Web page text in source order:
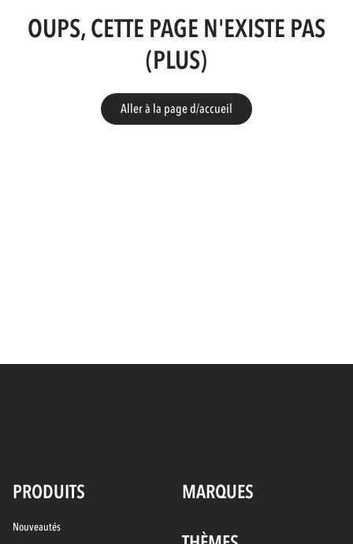
OUPS, CETTE PAGE N'EXISTE PAS
(PLUS)
Aller à la page d/accueil
PRODUITS MARQUES
Nouveautés